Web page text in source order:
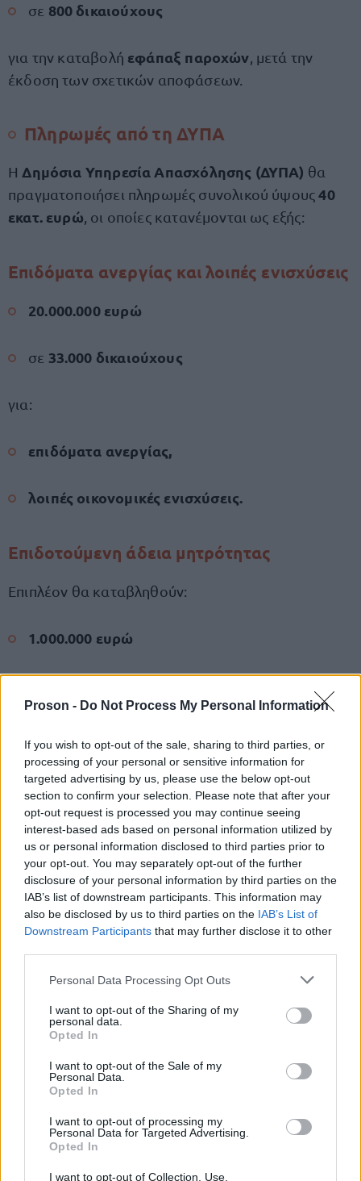
Proson - Do Not Process My Personal Information
If you wish to opt-out of the sale, sharing to third parties, or
processing of your personal or sensitive information for
targeted advertising by us, please use the below opt-out
section to confirm your selection. Please note that after your
opt-out request is processed you may continue seeing
interest-based ads based on personal information utilized by
us or personal information disclosed to third parties prior to
your opt-out. You may separately opt-out of the further
disclosure of your personal information by third parties on the
IAB’s list of downstream participants. This information may
also be disclosed by us to third parties on the IAB’s List of
Downstream Participants that may further disclose it to other
Please note that this website/app uses one or more Google
not limited to your visit or usage behaviour. You may click to
grant or deny consent to Google and its third-party tags to
use your data for below specified purposes in below Google
consent section.
Personal Data Processing Opt Outs
I want to opt-out of the Sharing of my
personal data.
Opted In
I want to opt-out of the Sale of my
Personal Data.
Opted In
I want to opt-out of processing my
Personal Data for Targeted Advertising.
Opted In
I want to opt-out of Collection, Use,
σε 800 δικαιούχους
για την καταβολή εφάπαξ παροχών , μετά την
έκδοση των σχετικών αποφάσεων.
Πληρωμές από τη ΔΥΠΑ
Η Δημόσια Υπηρεσία Απασχόλησης (ΔΥΠΑ) θα
πραγματοποιήσει πληρωμές συνολικού ύψους40
εκατ. ευρώ , οι οποίες κατανέμονται ως εξής:
Επιδόματα ανεργίας και λοιπές ενισχύσεις
20.000.000 ευρώ
σε 33.000 δικαιούχους
για:
επιδόματα ανεργίας,
λοιπές οικονομικές ενισχύσεις.
Επιδοτούμενη άδεια μητρότητας
Επιπλέον θα καταβληθούν:
1.000.000 ευρώ
άδειας μητρότητας.
Επιδοτούμενα προγράμματα απασχόλησης
Τέλος, η ΔΥΠΑ θα καταβάλει:
19.000.000 ευρώ
18.000 ωφελούμενους
που συμμετέχουν σεπρογράμματα απασχόλησης
και ενίσχυσης της εργασίας.
Συνολικά οι πληρωμές της εβδομάδας
Από τις6 έως τις 10 Ιουλίου
συνολικά:
69.856.913,67 ευρώ